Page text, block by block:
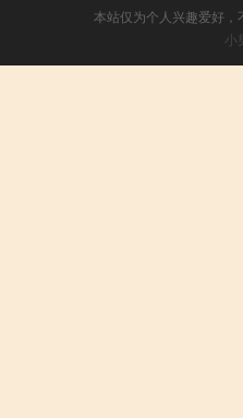
本站仅为个人兴趣爱好
小